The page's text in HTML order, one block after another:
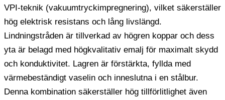
VPI-teknik (vakuumtryckimpregnering), vilket säkerställer
hög elektrisk resistans och lång livslängd.
Lindningstråden är tillverkad av högren koppar och dess
yta är belagd med högkvalitativ emalj för maximalt skydd
och konduktivitet. Lagren är förstärkta, fyllda med
värmebeständigt vaselin och inneslutna i en stålbur.
Denna kombination säkerställer hög tillförlitlighet även